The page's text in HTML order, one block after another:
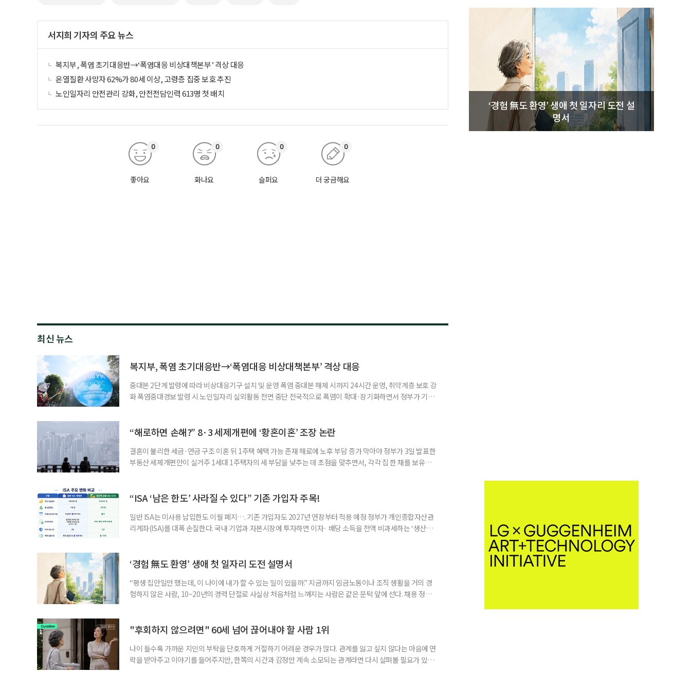
서지희 기자의 주요 뉴스
복지부, 폭염 초기대응반→‘폭염대응 비상대책본부’ 격상 대응
온열질환 사망자 62%가 80세 이상, 고령층 집중 보호 추진
노인일자리 안전관리 강화, 안전전담인력 613명 첫 배치
좋아요
0
화나요
0
슬퍼요
0
더 궁금해요
0
최신 뉴스
복지부, 폭염 초기대응반→‘폭염대응 비상대책본부’ 격상 대응
중대본 2단계 발령에 따라 비상대응기구 설치 및 운영 폭염 중대본 해제 시까지 24시간 운영, 취약계층 보호 강
화 폭염중대경보 발령 시 노인일자리 실외활동 전면 중단 전국적으로 폭염이 확대·장기화하면서 정부가 기존
책본부(중대본) 2단계(심각)가 발령된 이후에도 폭염이 전국적으로 확대되고 장기화한 데 따른 것이다. 기존에
“해로하면 손해?” 8·3 세제개편에 ‘황혼이혼’ 조장 논란
결혼이 불리한 세금·연금 구조 이혼 뒤 1주택 혜택 가능 존재 해로에 노후 부담 증가 막아야 정부가 3일 발표한
부동산 세제개편안이 실거주 1세대 1주택자의 세 부담을 낮추는 데 초점을 맞추면서, 각각 집 한 채를 보유한
부가 각자 집 한 채씩을 보유하면 한 세대가 두 채를 가진 것으로 보지만, 실제 이혼해 주거와 생계를 분
“ISA ‘남은 한도’ 사라질 수 있다” 기존 가입자 주목!
일반 ISA는 미사용 납입한도 이월 폐지…. 기존 가입자도 2027년 연장부터 적용 예정 정부가 개인종합자산관
리계좌(ISA)를 대폭 손질한다. 국내 기업과 자본시장에 투자하면 이자· 배당 소득을 전액 비과세하는 ‘생산적
기 때문이다. 지난 3일 발표된 세제개편안이 국회 통과 후 그대로 시행된다면 법 시행 전 본
‘경험 無도 환영’ 생애 첫 일자리 도전 설명서
“평생 집안일만 했는데, 이 나이에 내가 할 수 있는 일이 있을까.” 지금까지 임금노동이나 조직 생활을 거의 경
험하지 않은 사람, 10~20년의 경력 단절로 사실상 처음처럼 느껴지는 사람은 같은 문턱 앞에 선다. 채용 정보를
경험이 풍부한 고령자는 중요한 국가 자원이다. 박경하 한국노인인력개발원 선임연구위
"후회하지 않으려면" 60세 넘어 끊어내야 할 사람 1위
나이 들수록 가까운 지인의 부탁을 단호하게 거절하기 어려운 경우가 많다. 관계를 잃고 싶지 않다는 마음에 연
락을 받아주고 이야기를 들어주지만, 한쪽의 시간과 감정만 계속 소모되는 관계라면 다시 살펴볼 필요가 있다.
‘경험 無도 환영’ 생애 첫 일자리 도전 설
명서